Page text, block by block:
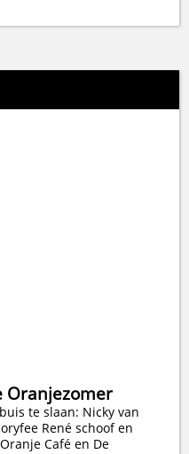
Oranjezomer
te slaan: Nicky van
René schoof en
Café en De